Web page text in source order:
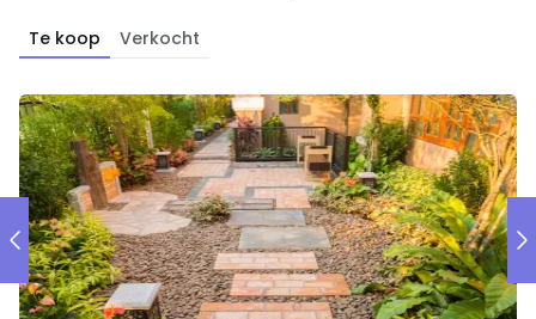
Te koop Verkocht